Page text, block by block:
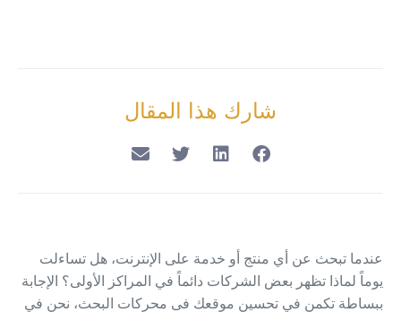
شارك هذا المقال
عندما تبحث عن أي منتج أو خدمة على الإنترنت، هل تساءلت
يوماً لماذا تظهر بعض الشركات دائماً في المراكز الأولى؟ الإجابة
ببساطة تكمن في تحسين موقعك فى محركات البحث، نحن في